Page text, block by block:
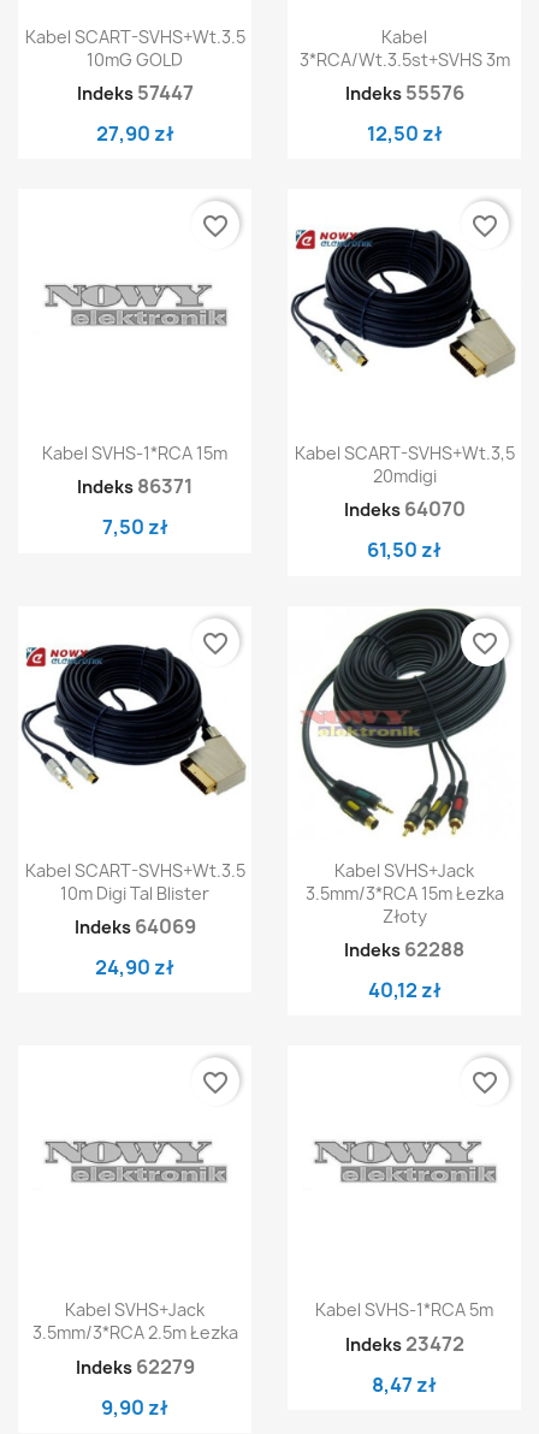
Kabel SCART-SVHS+wt.3.5
10mG GOLD
Indeks 57447
27,90 zł
Kabel
3*RCA/wt.3.5st+SVHS 3m
Indeks 55576
12,50 zł
Kabel SVHS-1*RCA 15m
Indeks 86371
7,50 zł
favorite_border
Kabel SCART-SVHS+wt.3,5
20mdigi
Indeks 64070
61,50 zł
favorite_border
Kabel SCART-SVHS+wt.3.5
10m Digi Tal Blister
Indeks 64069
24,90 zł
favorite_border
Kabel SVHS+jack
3.5mm/3*RCA 15m Łezka
Złoty
Indeks 62288
40,12 zł
favorite_border
Kabel SVHS+jack
3.5mm/3*RCA 2.5m Łezka
Indeks 62279
9,90 zł
favorite_border
Kabel SVHS-1*RCA 5m
Indeks 23472
8,47 zł
favorite_border